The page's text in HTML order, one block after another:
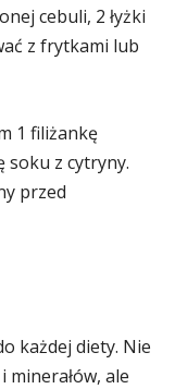
cebuli, 2 łyżki
z frytkami lub
1 filiżankę
soku z cytryny.
przed
każdej diety. Nie
minerałów, ale